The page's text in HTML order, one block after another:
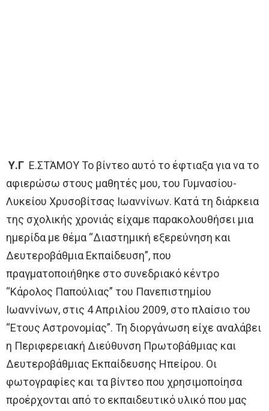
Υ.Γ Ε.ΣΤΆΜΟΥ Το βίντεο αυτό το έφτιαξα για να το
αφιερώσω στους μαθητές μου, του Γυμνασίου-
Λυκείου Χρυσοβίτσας Ιωαννίνων. Κατά τη διάρκεια
της σχολικής χρονιάς είχαμε παρακολουθήσει μια
ημερίδα με θέμα “Διαστημική εξερεύνηση και
Δευτεροβάθμια Εκπαίδευση”, που
πραγματοποιήθηκε στο συνεδριακό κέντρο
“Κάρολος Παπούλιας” του Πανεπιστημίου
Ιωαννίνων, στις 4 Απριλίου 2009, στο πλαίσιο του
“Ετους Αστρονομίας”. Τη διοργάνωση είχε αναλάβει
η Περιφερειακή Διεύθυνση Πρωτοβάθμιας και
Δευτεροβάθμιας Εκπαίδευσης Ηπείρου. Οι
φωτογραφίες και τα βίντεο που χρησιμοποίησα
προέρχονται από το εκπαιδευτικό υλικό που μας